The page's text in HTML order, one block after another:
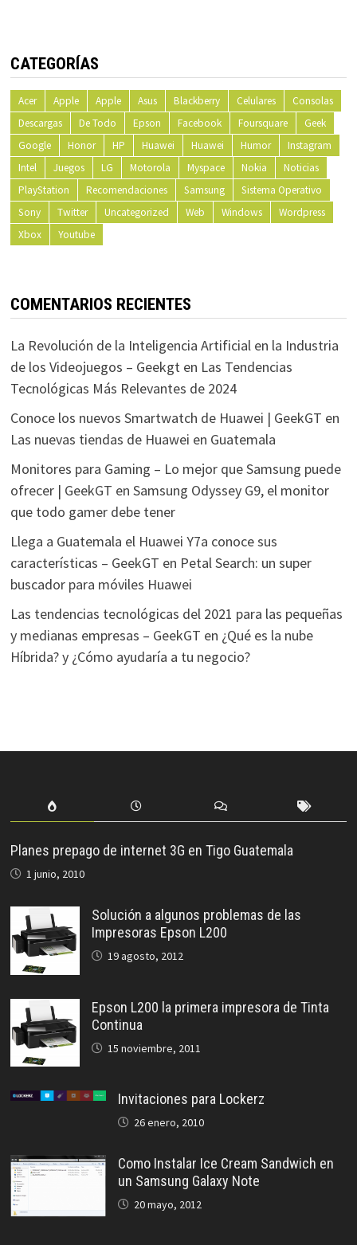
CATEGORÍAS
Acer Apple Apple Asus Blackberry Celulares
Consolas
Descargas
De Todo Epson Facebook Foursquare
Geek
Google
Honor HP Huawei Huawei Humor
Instagram
Intel
Juegos LG Motorola Myspace Nokia
Noticias
PlayStation
Recomendaciones Samsung
Sistema Operativo
Sony
Twitter Uncategorized Web Windows
Wordpress
Xbox
Youtube
COMENTARIOS RECIENTES
La Revolución de la Inteligencia Artificial en la Industria
de los Videojuegos – Geekgten Las Tendencias
Tecnológicas Más Relevantes de 2024
Conoce los nuevos Smartwatch de Huawei | GeekGT en
Las nuevas tiendas de Huawei en Guatemala
Monitores para Gaming – Lo mejor que Samsung puede
ofrecer | GeekGT en Samsung Odyssey G9, el monitor
que todo gamer debe tener
Llega a Guatemala el Huawei Y7a conoce sus
características – GeekGT en Petal Search: un super
buscador para móviles Huawei
Las tendencias tecnológicas del 2021 para las pequeñas
y medianas empresas – GeekGT en ¿Qué es la nube
Híbrida? y ¿Cómo ayudaría a tu negocio?
Planes prepago de internet 3G en Tigo Guatemala
1 junio, 2010
Solución a algunos problemas de las
Impresoras Epson L200
19 agosto, 2012
Epson L200 la primera impresora de Tinta
Continua
15 noviembre, 2011
Invitaciones para Lockerz
26 enero, 2010
Como Instalar Ice Cream Sandwich en
un Samsung Galaxy Note
20 mayo, 2012